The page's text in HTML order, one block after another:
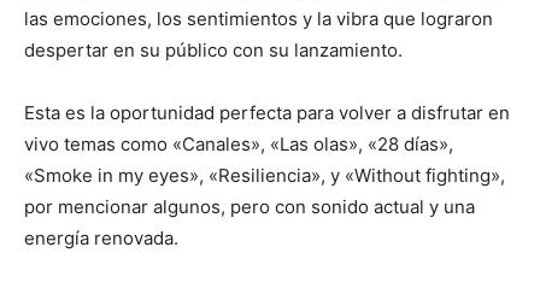
las emociones, los sentimientos y la vibra que lograron
despertar en su público con su lanzamiento.
Esta es la oportunidad perfecta para volver a disfrutar en
vivo temas como «Canales», «Las olas», «28 días»,
«Smoke in my eyes», «Resiliencia», y «Without fighting»,
por mencionar algunos, pero con sonido actual y una
energía renovada.